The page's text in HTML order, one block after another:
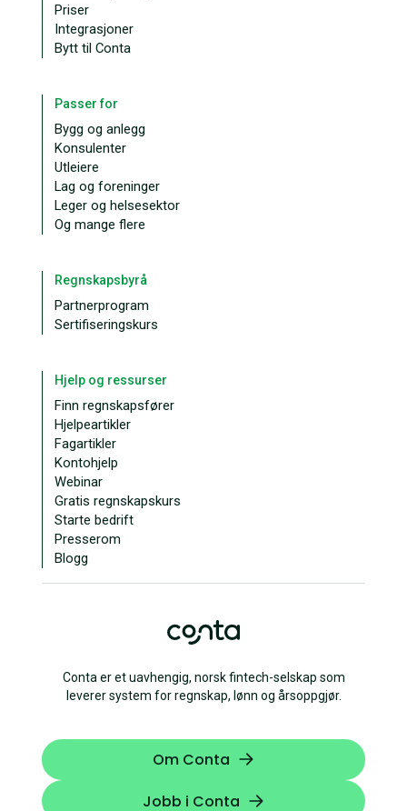
Conta er et uavhengig, norsk fintech-selskap som
leverer system for regnskap, lønn og årsoppgjør.
Om Conta
Jobb i Conta
Priser
Integrasjoner
Bytt til Conta
Passer for
Bygg og anlegg
Konsulenter
Utleiere
Lag og foreninger
Leger og helsesektor
Og mange flere
Regnskapsbyrå
Partnerprogram
Sertifiseringskurs
Hjelp og ressurser
Finn regnskapsfører
Hjelpeartikler
Fagartikler
Kontohjelp
Webinar
Gratis regnskapskurs
Starte bedrift
Presserom
Blogg